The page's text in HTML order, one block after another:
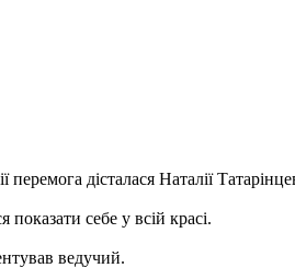
дісталася Наталії
показати себе у всій красі.
ведучий.